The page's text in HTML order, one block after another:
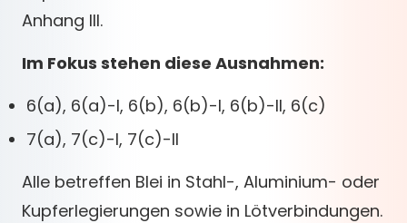
Anhang III.
Im Fokus stehen diese Ausnahmen:
6(a), 6(a)-I, 6(b), 6(b)-I, 6(b)-II, 6(c)
7(a), 7(c)-I, 7(c)-II
Alle betreffen Blei in Stahl-, Aluminium- oder
Kupferlegierungen sowie in Lötverbindungen.